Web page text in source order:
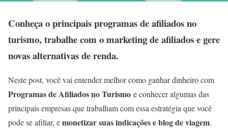
Conheça o principais programas de afiliados no
turismo, trabalhe com o marketing de afiliados e gere
novas alternativas de renda.
Neste post, você vai entender melhor como ganhar dinheiro com
Programas de Afiliados no Turismo e conhecer algumas das
principais empresas que trabalham com essa estratégia que você
pode se afiliar, emonetizar suas indicações e blog de viagem.